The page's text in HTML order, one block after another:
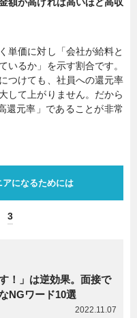
単価に対し「会社が給料と
いるか」を示す割合です。
つけても、社員への還元率
して上がりません。だから
還元率」であることが非常
になるためには
3
！」は逆効果。面接で
NGワード10選
2022.11.07